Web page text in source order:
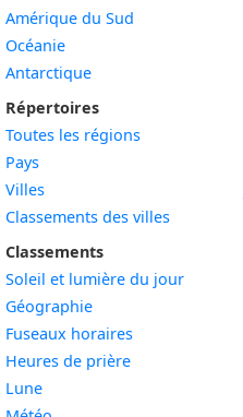
Amérique du Sud
Océanie
Antarctique
Répertoires
Toutes les régions
Pays
Villes
Classements des villes
Classements
Soleil et lumière du jour
Géographie
Fuseaux horaires
Heures de prière
Lune